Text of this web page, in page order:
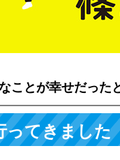
ことが幸せだった
ってきました